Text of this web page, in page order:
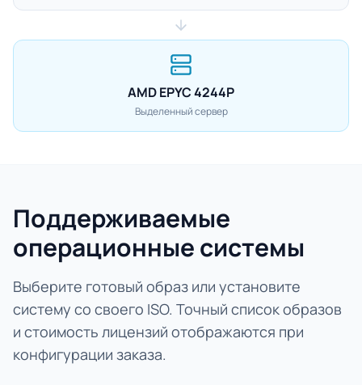
AMD EPYC 4244P
Выделенный сервер
Поддерживаемые
операционные системы
Выберите готовый образ или установите
систему со своего ISO. Точный список образов
и стоимость лицензий отображаются при
конфигурации заказа.